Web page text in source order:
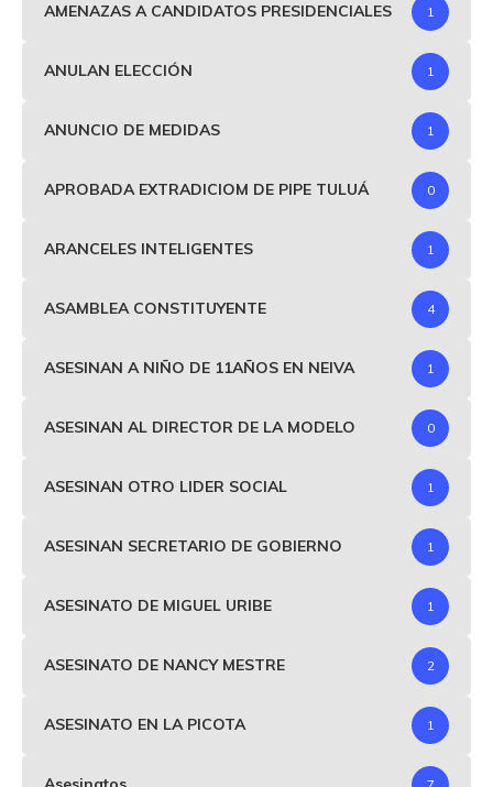
AMENAZAS A CANDIDATOS PRESIDENCIALES 1
ANULAN ELECCIÓN 1
ANUNCIO DE MEDIDAS 1
APROBADA EXTRADICIOM DE PIPE TULUÁ 0
ARANCELES INTELIGENTES 1
ASAMBLEA CONSTITUYENTE 4
ASESINAN A NIÑO DE 11AÑOS EN NEIVA 1
ASESINAN AL DIRECTOR DE LA MODELO 0
ASESINAN OTRO LIDER SOCIAL 1
ASESINAN SECRETARIO DE GOBIERNO 1
ASESINATO DE MIGUEL URIBE 1
ASESINATO DE NANCY MESTRE 2
ASESINATO EN LA PICOTA 1